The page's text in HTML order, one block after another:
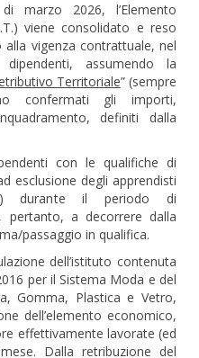
marzo 2026, l’Elemento
viene consolidato e reso
vigenza contrattuale, nel
assumendo la
Territoriale” (sempre
confermati gli importi,
definiti dalla
con le qualifiche di
esclusione degli apprendisti
durante il periodo di
pertanto, a decorrere dalla
passaggio in qualifica.
dell’istituto contenuta
per il Sistema Moda e del
Gomma, Plastica e Vetro,
dell’elemento economico,
effettivamente lavorate (ed
Dalla retribuzione del